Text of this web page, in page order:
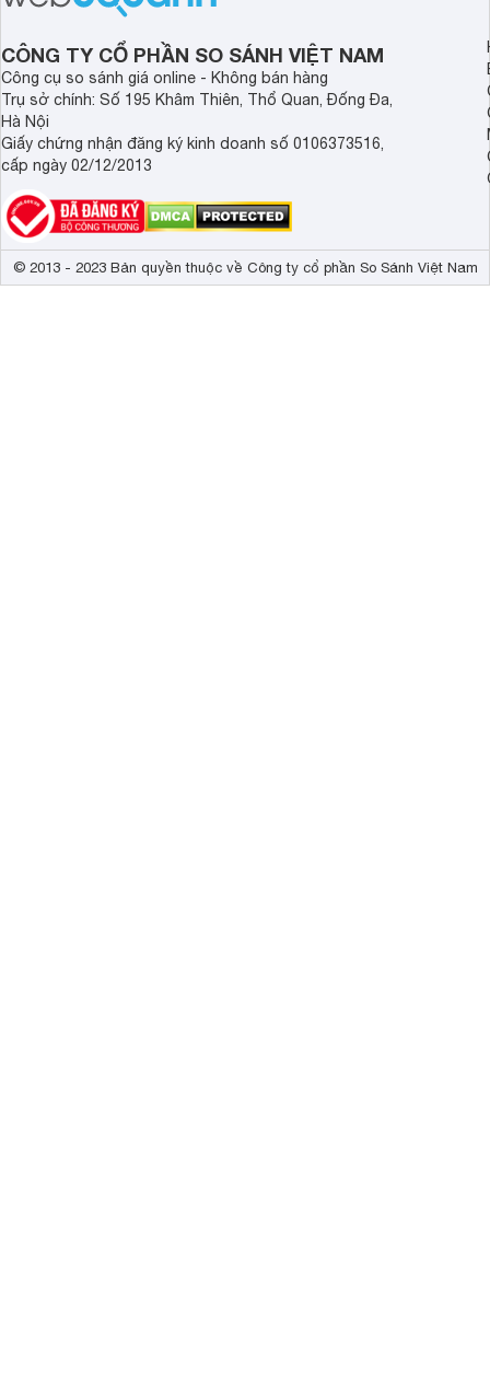
CÔNG TY CỔ PHẦN SO SÁNH VIỆT NAM
Công cụ so sánh giá online - Không bán hàng
Trụ sở chính: Số 195 Khâm Thiên, Thổ Quan, Đống Đa,
Hà Nội
Giấy chứng nhận đăng ký kinh doanh số 0106373516,
cấp ngày 02/12/2013
© 2013 - 2023 Bản quyền thuộc về Công ty cổ phần So Sánh Việt Nam